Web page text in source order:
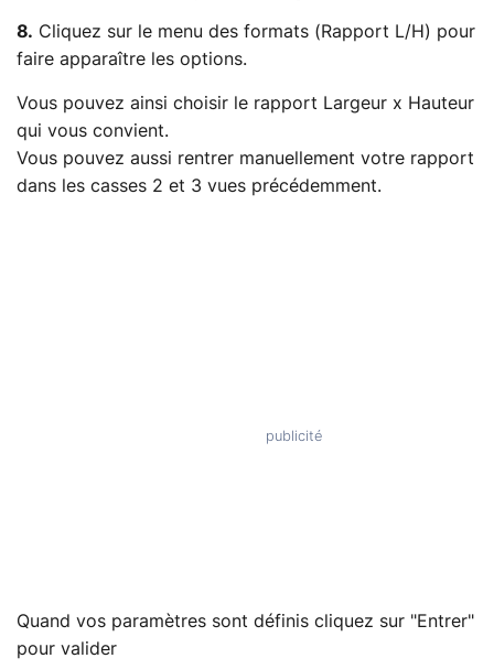
8. Cliquez sur le menu des formats (Rapport L/H) pour
faire apparaître les options.
Vous pouvez ainsi choisir le rapport Largeur x Hauteur
qui vous convient.
Vous pouvez aussi rentrer manuellement votre rapport
dans les casses 2 et 3 vues précédemment.
Quand vos paramètres sont définis cliquez sur "Entrer"
pour valider